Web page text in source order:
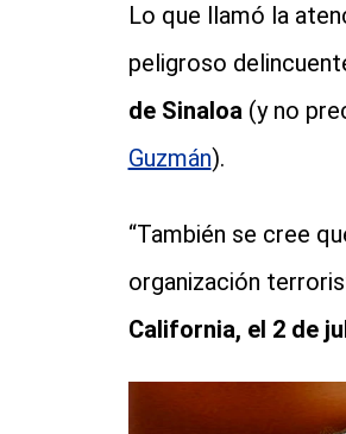
Lo que llamó la
peligroso
de Sinaloa (y no
Guzmán).
“También se cree
organización
California, el 2 de